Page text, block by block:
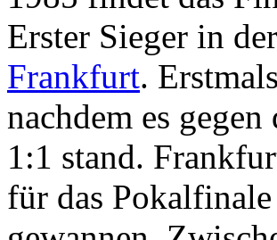
Erster Sieger in
Frankfurt.
nachdem es gegen
1:1 stand.
für das